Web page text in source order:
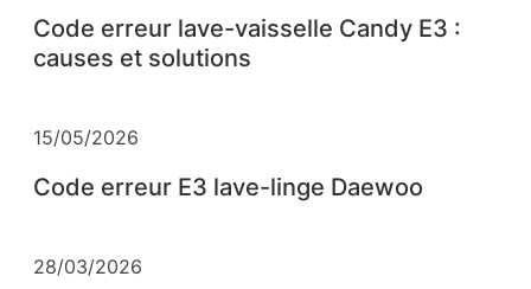
Code erreur lave-vaisselle Candy E3 :
causes et solutions
15/05/2026
Code erreur E3 lave-linge Daewoo
28/03/2026